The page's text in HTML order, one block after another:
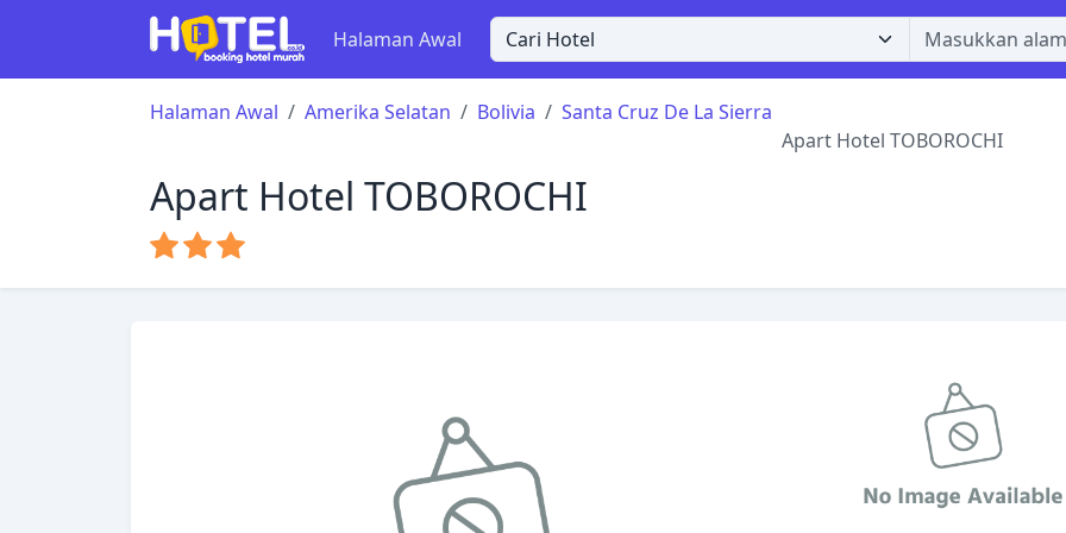
Halaman Awal
Halaman Awal Amerika Selatan Bolivia
Santa Cruz De La Sierra
Apart Hotel TOBOROCHI
Apart Hotel TOBOROCHI